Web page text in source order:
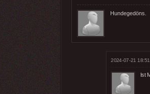
Hundegedöns.
2024-07-21
Ist